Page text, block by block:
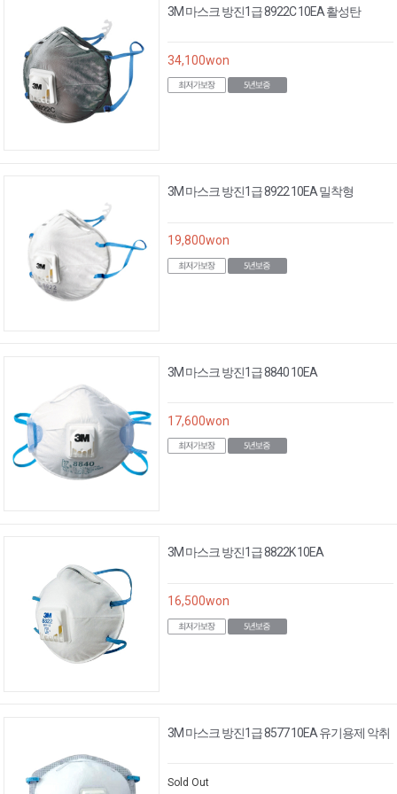
3M 마스크 방진1급 8922C 10EA 활성탄
34,100won
3M 마스크 방진1급 8922 10EA 밀착형
19,800won
3M 마스크 방진1급 8840 10EA
17,600won
3M 마스크 방진1급 8822K 10EA
16,500won
3M 마스크 방진1급 8577 10EA 유기용제 악취
Sold Out